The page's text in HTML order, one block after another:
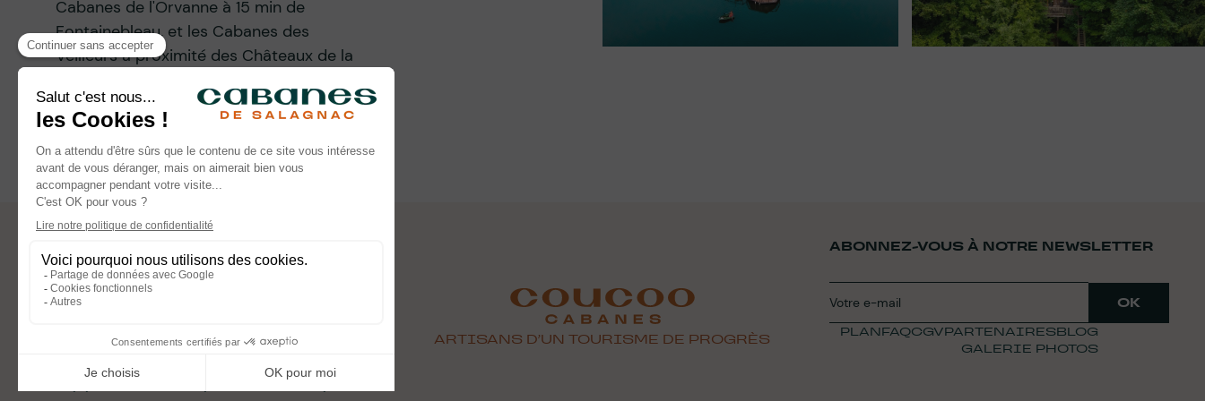
Cabanes de l'Orvanne à 15 min de
Fontainebleau, et les Cabanes des
Veilleurs à proximité des Châteaux de la
Découvrez les autres domaines
CABANES DE SALAGNAC
Lieu-dit Miers 19800 Meyrignac-l’Eglise
+33 (0)5 64 37 23 20 (lundi au samedi)
ARTISANS D’UN TOURISME DE PROGRÈS
ABONNEZ-VOUS À NOTRE NEWSLETTER
PLANFAQCGVPARTENAIRESBLOG
GALERIE PHOTOS